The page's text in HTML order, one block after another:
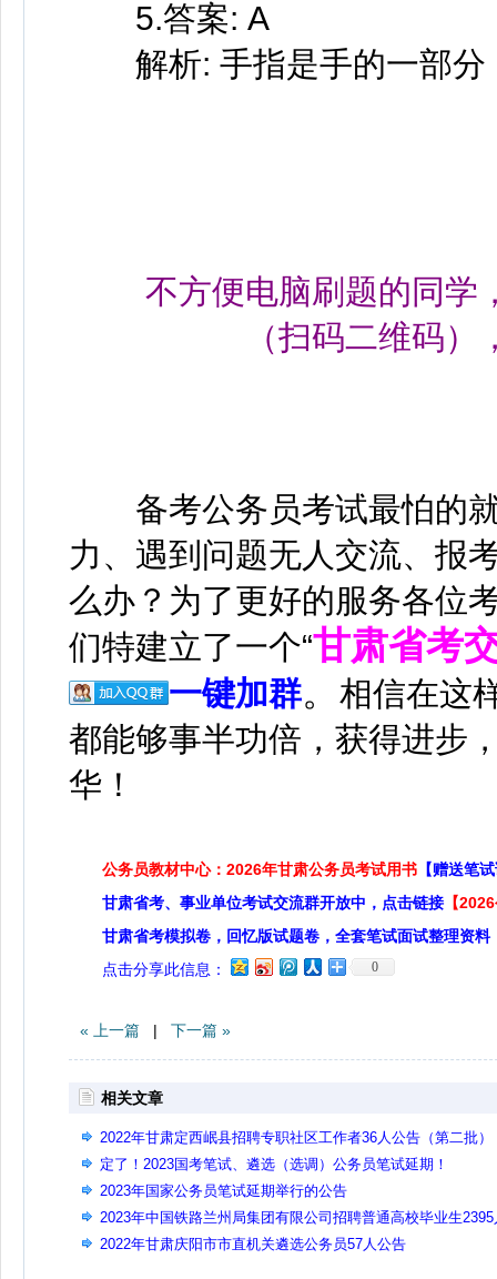
5.答案: A
解析: 手指是手的一部分
不方便电脑刷题的同学
（扫码二维码）
备考公务员考试最怕的就
力、遇到问题无人交流、报
么办？为了更好的服务各位
们特建立了一个“甘肃省考
一键加群。 相信在这
都能够事半功倍，获得进步
华！
公务员教材中心：2026年甘肃公务员考试用书 【赠送笔
甘肃省考、事业单位考试交流群开放中，点击链接 【
甘肃省考模拟卷，回忆版试题卷，全套笔试面试整理资料
点击分享此信息：
0
« 上一篇 | 下一篇 »
相关文章
2022年甘肃定西岷县招聘专职社区工作者36人公告（第二批）
定了！2023国考笔试、遴选（选调）公务员笔试延期！
2023年国家公务员笔试延期举行的公告
2023年中国铁路兰州局集团有限公司招聘普通高校毕业生2395
公告(二)
2022年甘肃庆阳市市直机关遴选公务员57人公告